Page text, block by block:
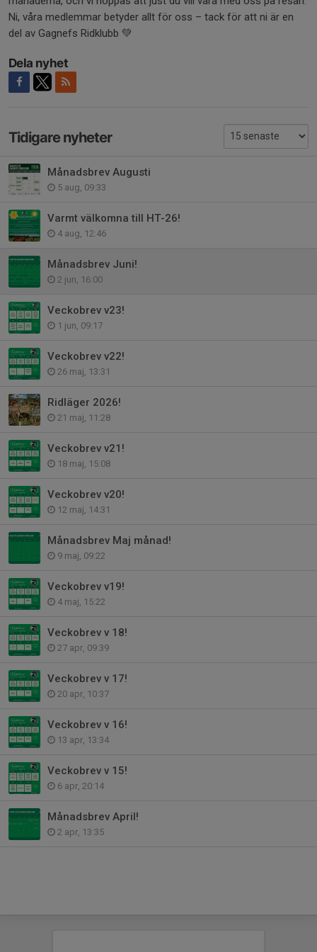
Ni, våra medlemmar betyder allt för oss – tack för att ni är en
del av Gagnefs Ridklubb 💚
Dela nyhet
Tidigare nyheter
Månadsbrev Augusti
5 aug, 09:33
Varmt välkomna till HT-26!
4 aug, 12:46
Månadsbrev Juni!
2 jun, 16:00
Veckobrev v23!
1 jun, 09:17
Veckobrev v22!
26 maj, 13:31
Ridläger 2026!
21 maj, 11:28
Veckobrev v21!
18 maj, 15:08
Veckobrev v20!
12 maj, 14:31
Månadsbrev Maj månad!
9 maj, 09:22
Veckobrev v19!
4 maj, 15:22
Veckobrev v 18!
27 apr, 09:39
Veckobrev v 17!
20 apr, 10:37
Veckobrev v 16!
13 apr, 13:34
Veckobrev v 15!
6 apr, 20:14
Månadsbrev April!
2 apr, 13:35